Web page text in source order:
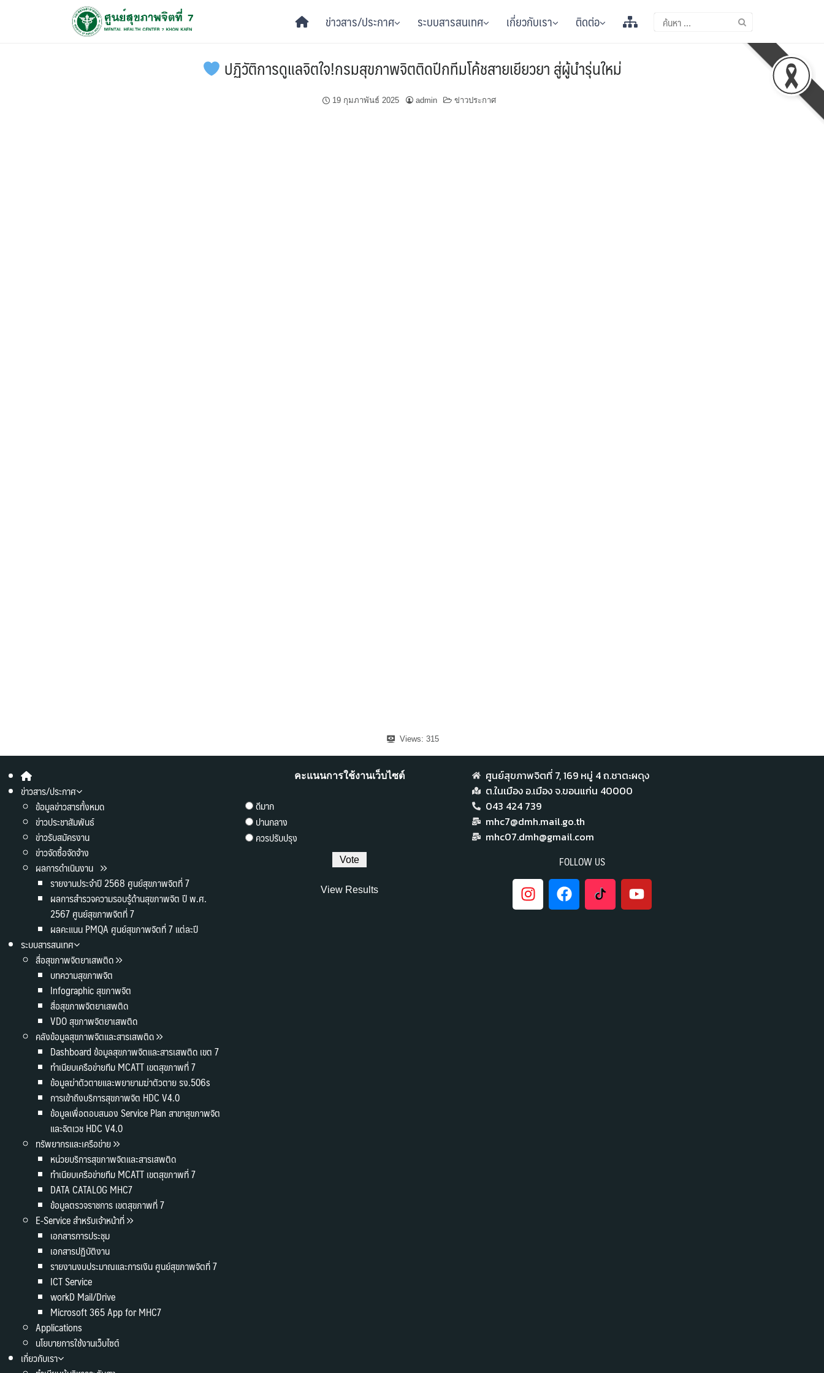
ข่าวสาร/ประกาศ ระบบสารสนเทศ เกี่ยวกับเรา ติดต่อ
ปฏิวัติการดูแลจิตใจ!กรมสุขภาพจิตติดปีกทีมโค้ชสายเยียวยา สู่ผู้นำรุ่นใหม่
19 กุมภาพันธ์ 2025 admin ข่าวประกาศ
Views: 315
ข่าวสาร/ประกาศ
ข้อมูลข่าวสารทั้งหมด
ข่าวประชาสัมพันธ์
ข่าวรับสมัครงาน
ข่าวจัดซื้อจัดจ้าง
ผลการดำเนินงาน
รายงานประจำปี 2568 ศูนย์สุขภาพจิตที่ 7
ผลการสำรวจความรอบรู้ด้านสุขภาพจิต ปี พ.ศ.
2567 ศูนย์สุขภาพจิตที่ 7
ผลคะแนน PMQA ศูนย์สุขภาพจิตที่ 7 แต่ละปี
ระบบสารสนเทศ
สื่อสุขภาพจิตยาเสพติด
บทความสุขภาพจิต
Infographic สุขภาพจิต
สื่อสุขภาพจิตยาเสพติด
VDO สุขภาพจิตยาเสพติด
คลังข้อมูลสุขภาพจิตและสารเสพติด
Dashboard ข้อมูลสุขภาพจิตและสารเสพติด เขต 7
ทำเนียบเครือข่ายทีม MCATT เขตสุขภาพที่ 7
ข้อมูลฆ่าตัวตายและพยายามฆ่าตัวตาย รง.506s
การเข้าถึงบริการสุขภาพจิต HDC V4.0
ข้อมูลเพื่อตอบสนอง Service Plan สาขาสุขภาพจิต
และจิตเวช HDC V4.0
ทรัพยากรและเครือข่าย
หน่วยบริการสุขภาพจิตและสารเสพติด
ทำเนียบเครือข่ายทีม MCATT เขตสุขภาพที่ 7
DATA CATALOG MHC7
ข้อมูลตรวจราชการ เขตสุขภาพที่ 7
E-Service สำหรับเจ้าหน้าที่
เอกสารการประชุม
เอกสารปฏิบัติงาน
รายงานงบประมาณและการเงิน ศูนย์สุขภาพจิตที่ 7
ICT Service
workD Mail/Drive
Microsoft 365 App for MHC7
Applications
นโยบายการใช้งานเว็บไซต์
เกี่ยวกับเรา
คะแนนการใช้งานเว็บไซต์
ดีมาก
ปานกลาง
ควรปรับปรุง
View Results
ศูนย์สุขภาพจิตที่ 7,​ 169 หมู่ 4 ถ.ชาตะผดุง
ต.ในเมือง อ.เมือง จ.ขอนแก่น 40000
043 424 739
mhc7@dmh.mail.go.th
mhc07.dmh@gmail.com
FOLLOW US